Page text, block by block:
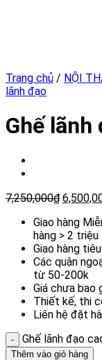
Trang chủ / NỘI
lãnh đạo
Ghế
7,250,000₫
Giao hàng
hàng > 2 triệu
Giao hàng
Các quận
từ 50-200k
Giá chưa bao
Thiết kế, thi
Liên hệ đặt
Ghế lãnh đạo
Thêm vào giỏ hàng